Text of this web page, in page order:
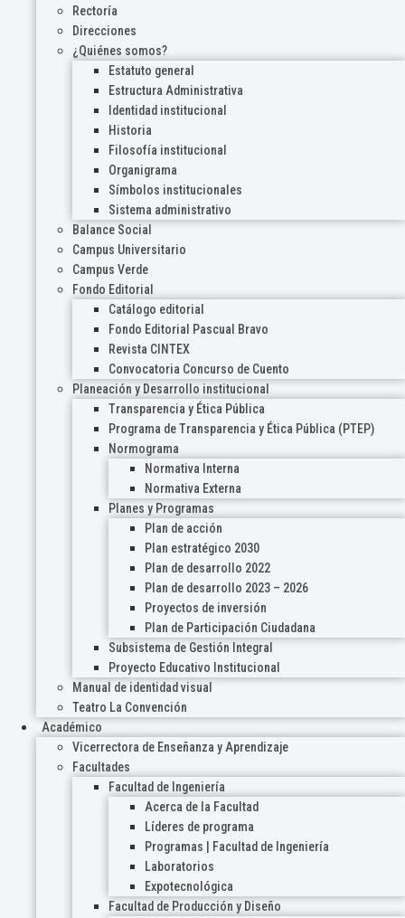
Rectoría
Direcciones
¿Quiénes somos?
Estatuto general
Estructura Administrativa
Identidad institucional
Historia
Filosofía institucional
Organigrama
Símbolos institucionales
Sistema administrativo
Balance Social
Campus Universitario
Campus Verde
Fondo Editorial
Catálogo editorial
Fondo Editorial Pascual Bravo
Revista CINTEX
Convocatoria Concurso de Cuento
Planeación y Desarrollo institucional
Transparencia y Ética Pública
Programa de Transparencia y Ética Pública (PTEP)
Normograma
Normativa Interna
Normativa Externa
Planes y Programas
Plan de acción
Plan estratégico 2030
Plan de desarrollo 2022
Plan de desarrollo 2023 – 2026
Proyectos de inversión
Plan de Participación Ciudadana
Subsistema de Gestión Integral
Proyecto Educativo Institucional
Manual de identidad visual
Teatro La Convención
Académico
Vicerrectora de Enseñanza y Aprendizaje
Facultades
Facultad de Ingeniería
Acerca de la Facultad
Líderes de programa
Programas | Facultad de Ingeniería
Laboratorios
Expotecnológica
Facultad de Producción y Diseño